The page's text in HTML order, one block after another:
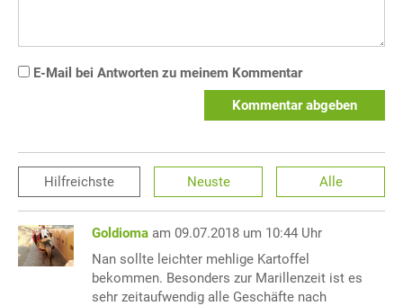
E-Mail bei Antworten zu meinem Kommentar
Kommentar abgeben
Hilfreichste Neuste Alle
Goldioma am 09.07.2018 um 10:44 Uhr
Nan sollte leichter mehlige Kartoffel
bekommen. Besonders zur Marillenzeit ist es
sehr zeitaufwendig alle Geschäfte nach